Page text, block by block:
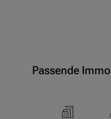
Passende